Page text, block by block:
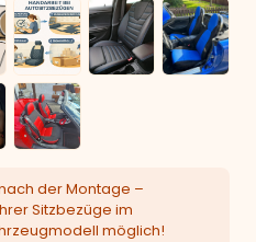
der Montage –
Sitzbezüge im
möglich!